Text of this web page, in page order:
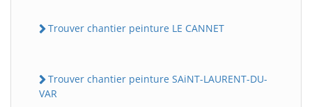
Trouver chantier peinture LE CANNET
Trouver chantier peinture SAiNT-LAURENT-DU-
VAR